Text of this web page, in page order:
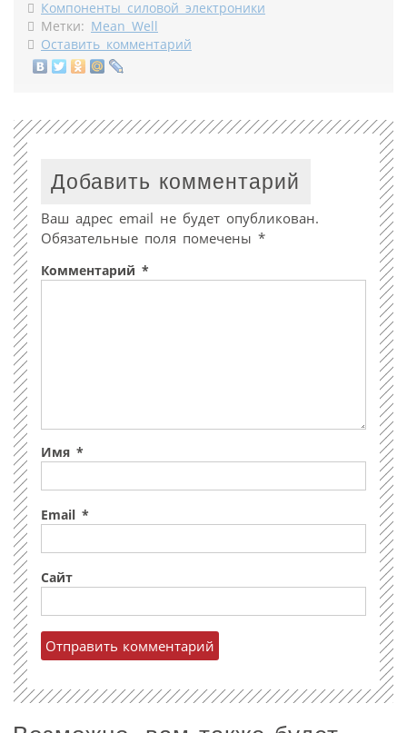
Компоненты силовой электроники
Метки: Mean Well
Оставить комментарий
Добавить комментарий
Ваш адрес email не будет опубликован.
Обязательные поля помечены *
Комментарий *
Имя *
Email *
Сайт